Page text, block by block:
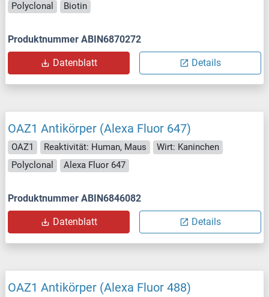
Polyclonal
Biotin
Produktnummer ABIN6870272
Datenblatt Details
OAZ1 Antikörper (Alexa Fluor 647)
OAZ1 Reaktivität: Human, Maus
Wirt: Kaninchen
Polyclonal
Alexa Fluor 647
Produktnummer ABIN6846082
Datenblatt Details
OAZ1 Antikörper (Alexa Fluor 488)